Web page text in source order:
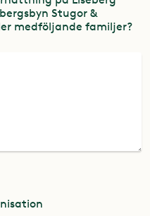
Stugor &
medföljande familjer?